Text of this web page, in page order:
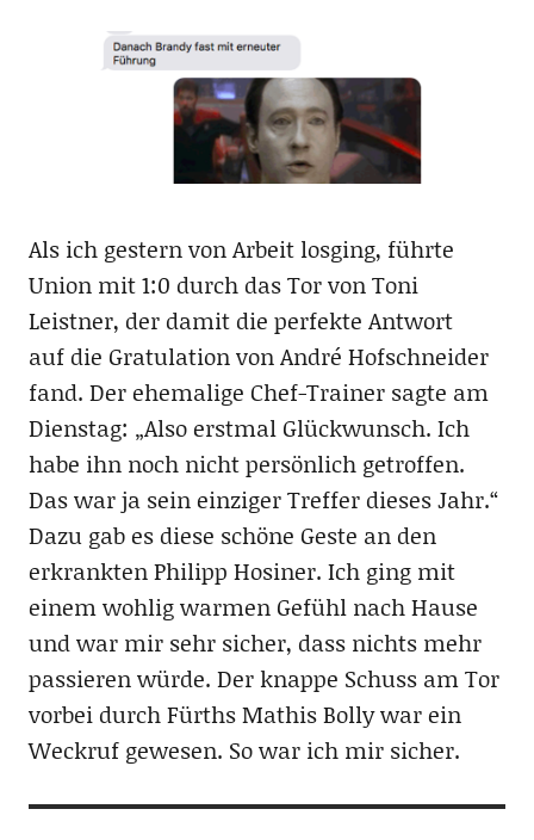
Als ich gestern von Arbeit losging, führte
Union mit 1:0 durch das Tor von Toni
Leistner, der damit die perfekte Antwort
auf die Gratulation von André Hofschneider
fand. Der ehemalige Chef-Trainer sagte am
Dienstag: „Also erstmal Glückwunsch. Ich
habe ihn noch nicht persönlich getroffen.
Das war ja sein einziger Treffer dieses Jahr.“
Dazu gab es diese schöne Geste an den
erkrankten Philipp Hosiner. Ich ging mit
einem wohlig warmen Gefühl nach Hause
und war mir sehr sicher, dass nichts mehr
passieren würde. Der knappe Schuss am Tor
vorbei durch Fürths Mathis Bolly war ein
Weckruf gewesen. So war ich mir sicher.